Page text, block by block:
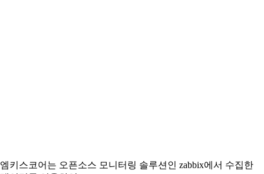
엠키스코어는 오픈소스 모니터링 솔루션인 zabbix에서 수집한